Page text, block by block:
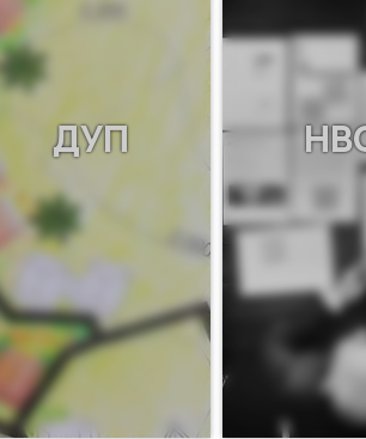
ДУП